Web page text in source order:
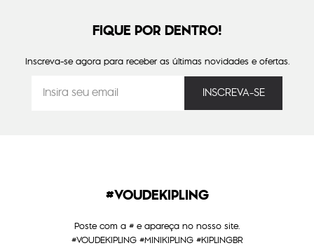
FIQUE POR DENTRO!
Inscreva-se agora para receber as últimas novidades e ofertas.
#VOUDEKIPLING
Poste com a # e apareça no nosso site.
#VOUDEKIPLING #MINIKIPLING #KIPLINGBR